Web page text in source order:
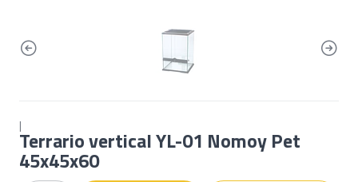
|
Terrario vertical YL-01 Nomoy Pet
45x45x60